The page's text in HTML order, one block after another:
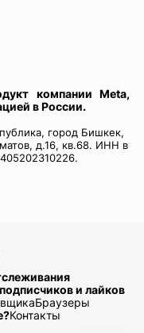
компании Meta,
в России.
город Бишкек,
д.16, кв.68. ИНН в
и лайков
Браузеры
Контакты